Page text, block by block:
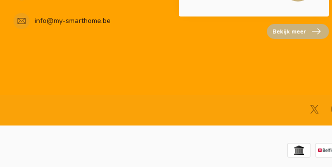
info@my-smarthome.be
Bekijk meer